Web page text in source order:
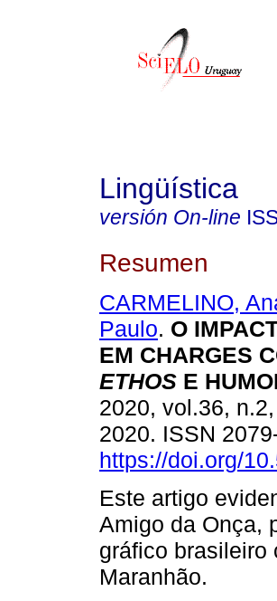
Lingüística
versión On-line
Resumen
CARMELINO,
Paulo. O
EM CHARGES
ETHOS E
2020, vol.36,
2020. ISSN
https://doi.org/
Este artigo
Amigo da Onça,
gráfico brasileiro
Maranhão.